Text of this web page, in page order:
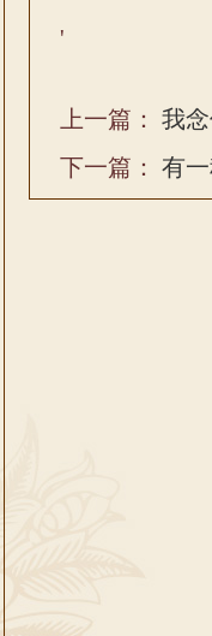
'
上一篇： 我
下一篇： 有